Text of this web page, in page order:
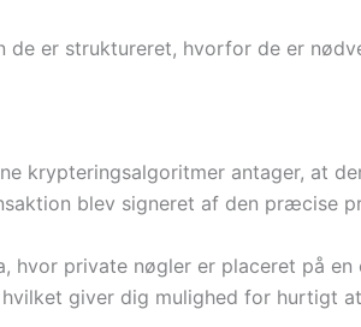
er struktureret, hvorfor de er
krypteringsalgoritmer antager, at
blev signeret af den præcise
private nøgler er placeret på
giver dig mulighed for hurtigt